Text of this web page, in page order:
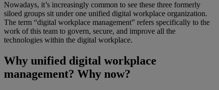
Nowadays, it’s increasingly common to see these three formerly
siloed groups sit under one unified digital workplace organization.
The term “digital workplace management” refers specifically to the
work of this team to govern, secure, and improve all the
technologies within the digital workplace.
Why unified digital workplace
management? Why now?